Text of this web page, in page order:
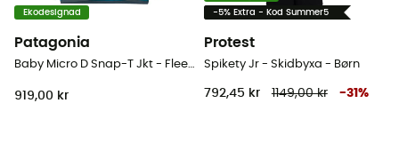
Ekodesignad
Patagonia
Baby Micro D Snap-T Jkt - Fleecetröjor Barn
919,00 kr
-5% Extra - Kod Summer5
Protest
Spikety Jr - Skidbyxa - Børn
792,45 kr 1149,00 kr -31 %